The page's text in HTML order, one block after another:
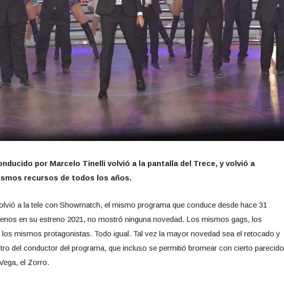
por Marcelo Tinelli volvió a la pantalla del Trece, y volvió a
recursos de todos los años.
a la tele con Showmatch, el mismo programa que conduce desde hace 31
en su estreno 2021, no mostró ninguna novedad. Los mismos gags, los
mismos protagonistas. Todo igual. Tal vez la mayor novedad sea el retocado y
del conductor del programa, que incluso se permitió bromear con cierto parecido
el Zorro.